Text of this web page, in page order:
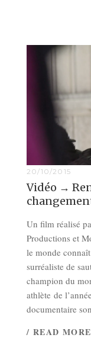
20/10/2015
Vidéo →
Un film réalisé
Productions et
le monde
surréaliste de
champion du
athlète de
documentaire
/ READ MORE